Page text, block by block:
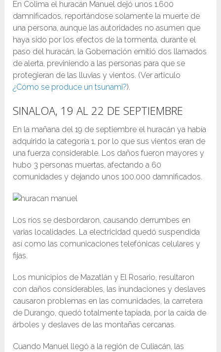
En Colima el huracán Manuel dejó unos 1.600
damnificados, reportándose solamente la muerte de
una persona, aunque las autoridades no asumen que
haya sido por los efectos de la tormenta, durante el
paso del huracán, la Gobernación emitió dos llamados
de alerta, previniendo a las personas para que se
protegieran de las lluvias y vientos. (Ver articulo
¿Cómo se produce un tsunami?).
SINALOA, 19 AL 22 DE SEPTIEMBRE
En la mañana del 19 de septiembre el huracán ya había
adquirido la categoría 1, por lo que sus vientos eran de
una fuerza considerable. Los daños fueron mayores y
hubo 3 personas muertas, afectando a 60
comunidades y dejando unos 100.000 damnificados.
Los ríos se desbordaron, causando derrumbes en
varias localidades. La electricidad quedó suspendida
así como las comunicaciones telefónicas celulares y
fijas.
Los municipios de Mazatlán y El Rosario, resultaron
con daños considerables, las inundaciones y deslaves
causaron problemas en las comunidades, la carretera
de Durango, quedó totalmente tapiada, por la caída de
árboles y deslaves de las montañas cercanas.
Cuando Manuel llegó a la región de Culiacán, las